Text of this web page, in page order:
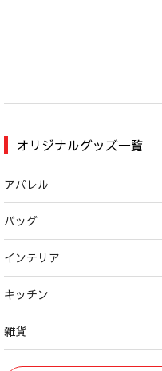
オリジナルグッズ一覧
アパレル
バッグ
インテリア
キッチン
雑貨